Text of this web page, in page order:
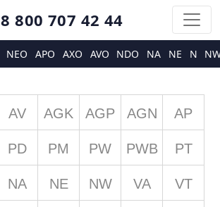
8 800 707 42 44
NEO APO AXO AVO NDO NA NE N
AV AGK AGP AGN AP
PD PM PW PWB PT
NA NE NW VA VT